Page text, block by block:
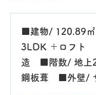
■建物/ 120.89
3LDK ＋ロフ
造 ■階数/ 地上
鋼板葺 ■外壁/